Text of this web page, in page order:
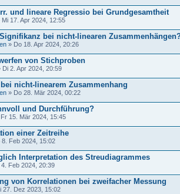
und lineare Regressio bei Grundgesamtheit
Mi 17. Apr 2024, 12:55
bei nicht-linearen
» Do 18. Apr 2024, 20:26
von Stichproben
Di 2. Apr 2024, 20:59
nicht-linearem Zusammenhang
» Do 28. Mär 2024, 00:22
und Durchführung?
15. Mär 2024, 15:45
einer Zeitreihe
8. Feb 2024, 15:02
Interpretation des Streudiagrammes
4. Feb 2024, 20:39
von Korrelationen bei zweifacher Messung
27. Dez 2023, 15:02